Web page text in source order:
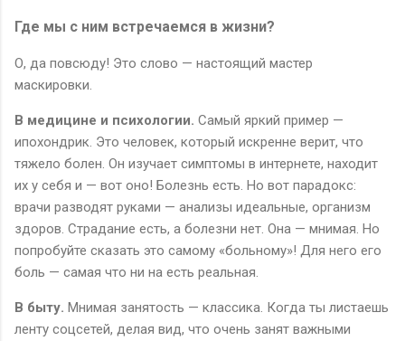
Где мы с ним встречаемся в жизни?
О, да повсюду! Это слово — настоящий мастер
маскировки.
В медицине и психологии. Самый яркий пример —
ипохондрик. Это человек, который искренне верит, что
тяжело болен. Он изучает симптомы в интернете, находит
их у себя и — вот оно! Болезнь есть. Но вот парадокс:
врачи разводят руками — анализы идеальные, организм
здоров. Страдание есть, а болезни нет. Она — мнимая. Но
попробуйте сказать это самому «больному»! Для него его
боль — самая что ни на есть реальная.
В быту. Мнимая занятость — классика. Когда ты листаешь
ленту соцсетей, делая вид, что очень занят важными